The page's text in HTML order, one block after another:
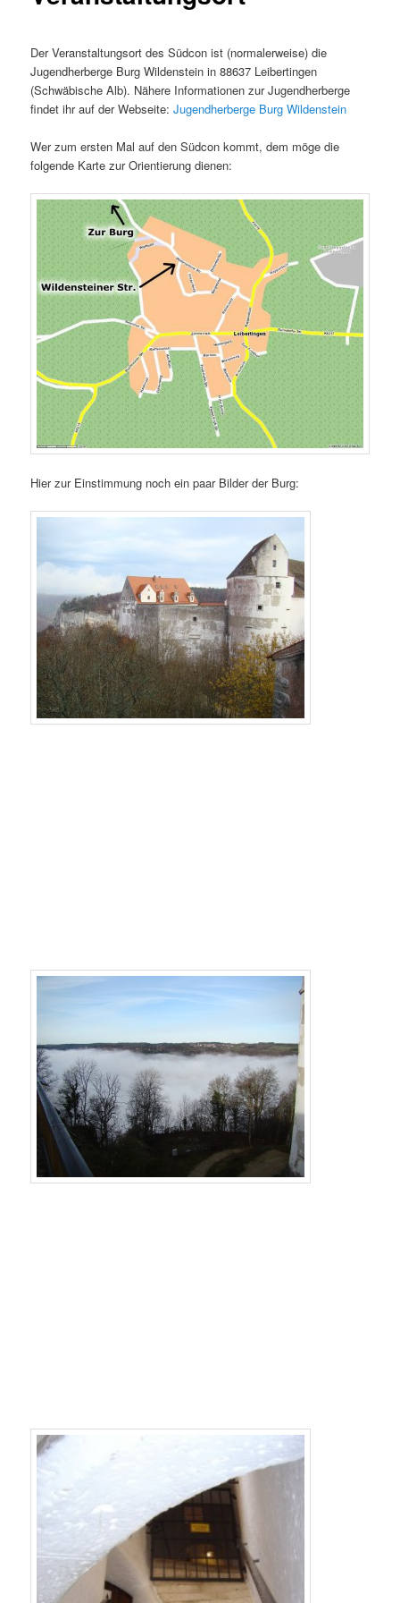
Der Veranstaltungsort des Südcon ist (normalerweise) die
Jugendherberge Burg Wildenstein in 88637 Leibertingen
(Schwäbische Alb). Nähere Informationen zur Jugendherberge
findet ihr auf der Webseite:Jugendherberge Burg Wildenstein
Wer zum ersten Mal auf den Südcon kommt, dem möge die
folgende Karte zur Orientierung dienen:
Hier zur Einstimmung noch ein paar Bilder der Burg: